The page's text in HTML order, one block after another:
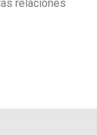
relaciones